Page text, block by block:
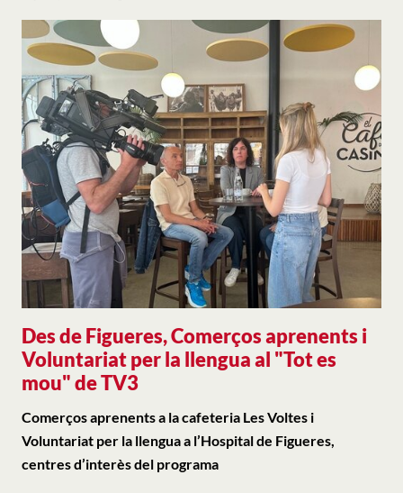
Des de Figueres, Comerços aprenents i
Voluntariat per la llengua al "Tot es
mou" de TV3
Comerços aprenents a la cafeteria Les Voltes i
Voluntariat per la llengua a l’Hospital de Figueres,
centres d’interès del programa